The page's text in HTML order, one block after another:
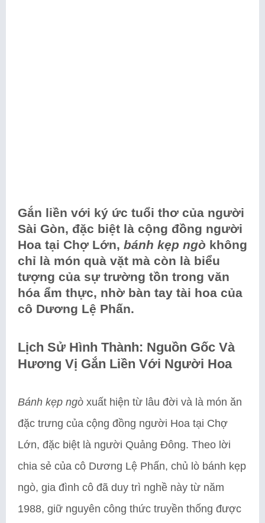
Gắn liền với ký ức tuổi thơ của người
Sài Gòn, đặc biệt là cộng đồng người
Hoa tại Chợ Lớn, bánh kẹp ngò không
chỉ là món quà vặt mà còn là biểu
tượng của sự trường tồn trong văn
hóa ẩm thực, nhờ bàn tay tài hoa của
cô Dương Lệ Phấn.
Lịch Sử Hình Thành: Nguồn Gốc Và
Hương Vị Gắn Liền Với Người Hoa
Bánh kẹp ngò xuất hiện từ lâu đời và là món ăn
đặc trưng của cộng đồng người Hoa tại Chợ
Lớn, đặc biệt là người Quảng Đông. Theo lời
chia sẻ của cô Dương Lệ Phấn, chủ lò bánh kẹp
ngò, gia đình cô đã duy trì nghề này từ năm
1988, giữ nguyên công thức truyền thống được